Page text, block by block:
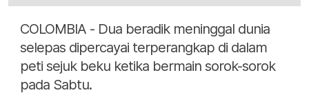
COLOMBIA - Dua beradik meninggal dunia
selepas dipercayai terperangkap di dalam
peti sejuk beku ketika bermain sorok-sorok
pada Sabtu.